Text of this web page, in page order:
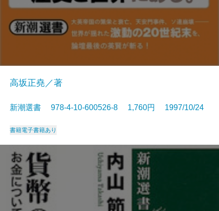
高坂正堯／著
新潮選書 978-4-10-600526-8 1,760円 1997/10/24
書籍電子書籍あり